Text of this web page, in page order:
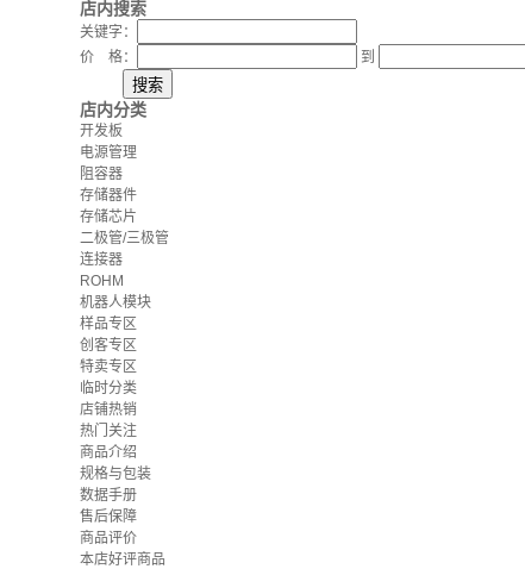
店内搜索
关键字：
价 格：
到
店内分类
开发板
电源管理
阻容器
存储器件
存储芯片
二极管/三极管
连接器
ROHM
机器人模块
样品专区
创客专区
特卖专区
临时分类
店铺热销
热门关注
商品介绍
规格与包装
数据手册
售后保障
商品评价
本店好评商品